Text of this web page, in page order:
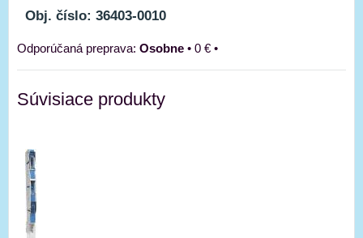
Obj. číslo: 36403-0010
Osobne • 0 € •
Súvisiace produkty